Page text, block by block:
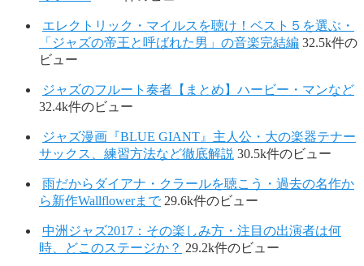
エレクトリック・マイルスを聴け！ベスト５を選ぶ・
「ジャズの帝王と呼ばれた男」の音楽完結編 32.5k件の
ビュー
ジャズのフルート奏者【まとめ】ハービー・マンなど
32.4k件のビュー
ジャズ漫画『BLUE GIANT』主人公・大の楽器テナー
サックス、練習方法など徹底解説 30.5k件のビュー
雨だからダイアナ・クラールを聴こう・過去の名作か
ら新作Wallflowerまで 29.6k件のビュー
中洲ジャズ2017：その楽しみ方・注目の出演者は何
時、どこのステージか？ 29.2k件のビュー